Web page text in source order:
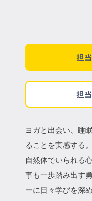
担
担
ヨガと出会い、睡
ることを実感する。
自然体でいられる
事も一歩踏み出す
ーに日々学びを深